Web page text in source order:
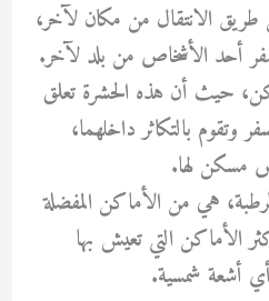
الانتقال من مكان لآخر،
أحد الأشخاص من بلد لآخر.
حيث أن هذه الحشرة تعلق
وتقوم بالتكاثر داخلهما،
مسكن لها.
هي من الأماكن المفضلة
الأماكن التي تعيش بها
أشعة شمسية.